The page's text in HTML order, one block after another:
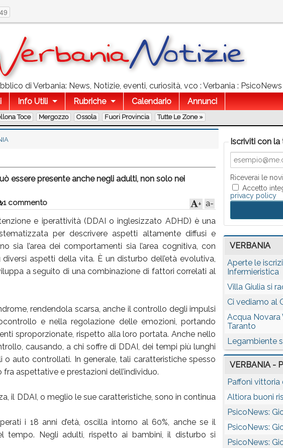
49
di Verbania: News, Notizie, eventi, curiosità, vco : Verbania : PsicoNews
Info Utili Rubriche Calendario Annunci
Toce Mergozzo Ossola Fuori Provincia Tutte Le Zone »
essere presente anche negli adulti, non solo nei
1 commento a-
+
e iperattività (DDAI o inglesizzato ADHD) è una
per descrivere aspetti altamente diffusi e
sia l’area dei comportamenti sia l’area cognitiva, con
aspetti della vita. È un disturbo dell’età evolutiva,
a seguito di una combinazione di fattori correlati al
rendendola scarsa, anche il controllo degli impulsi
e nella regolazione delle emozioni, portando
sproporzionate, rispetto alla loro portata. Anche nello
causando, a chi soffre di DDAI, dei tempi più lunghi
auto controllati. In generale, tali caratteristiche spesso
aspettative e prestazioni dell’individuo.
il DDAI, o meglio le sue caratteristiche, sono in continua
i 18 anni d’età, oscilla intorno al 60%, anche se il
tempo. Negli adulti, rispetto ai bambini, il disturbo si
Iscriviti con la
Riceverai le
Accetto
privacy policy
VERBANIA
Aperte le
Infermieristica
Villa Giulia si
Ci vediamo al
Acqua Novara
Taranto
Legambiente
VERBANIA -
Paffoni
Altiora buoni
PsicoNews:
PsicoNews:
PsicoNews: